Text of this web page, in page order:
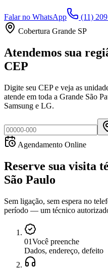
Falar no WhatsApp
(11)
Cobertura Grande SP
Atendemos sua
CEP
Digite seu CEP e veja as
atende em toda a Grande São
Samsung e LG.
Agendamento Online
Reserve sua visita
São Paulo
Sem ligação, sem espera no
período — um técnico
01Você preenche
Dados, endereço, defeito